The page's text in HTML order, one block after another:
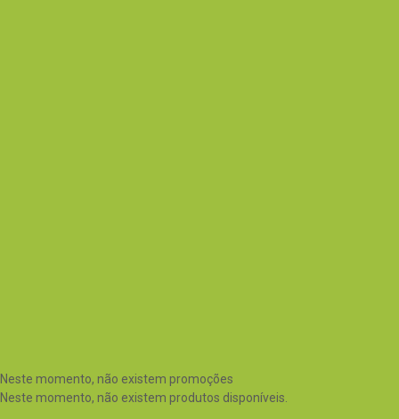
Neste momento, não existem promoções
Neste momento, não existem produtos disponíveis.